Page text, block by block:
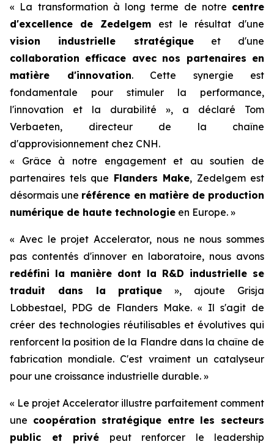
« La transformation à long terme de notre centre
d'excellence de Zedelgem est le résultat d'une
vision industrielle stratégiqueet d'une
collaboration efficace avec nos partenaires en
matière d'innovation. Cette synergie est
fondamentale pour stimuler la performance,
l'innovation et la durabilité », a déclaré Tom
Verbaeten, directeur de la chaîne
d'approvisionnement chez CNH.
« Grâce à notre engagement et au soutien de
partenaires tels que Flanders Make, Zedelgem est
désormais une référence en matière de production
numérique de haute technologie en Europe. »
« Avec le projet Accelerator, nous ne nous sommes
pas contentés d'innover en laboratoire, nous avons
redéfini la manière dont la R&D industrielle se
traduit dans la pratique », ajoute Grisja
Lobbestael, PDG de Flanders Make. « Il s'agit de
créer des technologies réutilisables et évolutives qui
renforcent la position de la Flandre dans la chaîne de
fabrication mondiale. C'est vraiment un catalyseur
pour une croissance industrielle durable. »
« Le projet Accelerator illustre parfaitement comment
une coopération stratégique entre les secteurs
public et privé peut renforcer le leadership